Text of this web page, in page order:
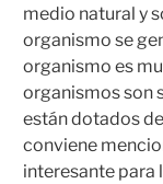
medio natural y
organismo se
organismo es
organismos son
están dotados
conviene
interesante para